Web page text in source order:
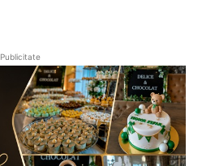
Publicitate